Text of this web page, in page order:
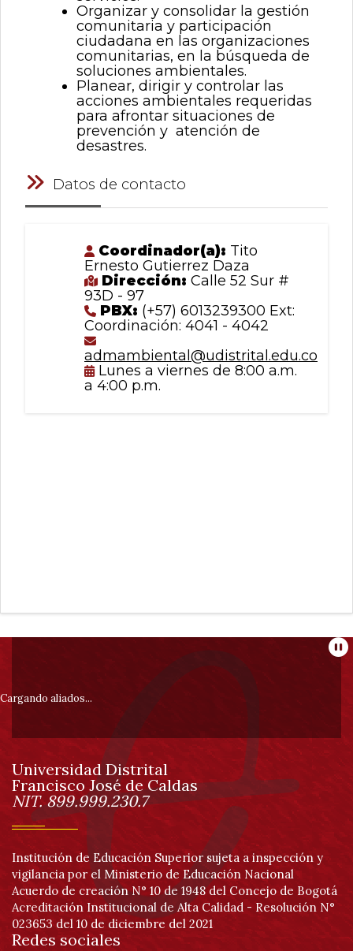
Organizar y consolidar la gestión
comunitaria y participación
ciudadana en las organizaciones
comunitarias, en la búsqueda de
soluciones ambientales.
Planear, dirigir y controlar las
acciones ambientales requeridas
para afrontar situaciones de
prevención y atención de
desastres.
Datos de contacto
Coordinador(a): Tito
Ernesto Gutierrez Daza
Dirección: Calle 52 Sur #
93D - 97
PBX: (+57) 6013239300 Ext:
Coordinación: 4041 - 4042
admambiental@udistrital.edu.co
Lunes a viernes de 8:00 a.m.
a 4:00 p.m.
Información
pie
de
página
Cargando aliados...
Información
Universidad Distrital
Francisco José de Caldas
NIT. 899.999.230.7
Institución de Educación Superior sujeta a inspección y
vigilancia por el Ministerio de Educación Nacional
Acuerdo de creación N° 10 de 1948 del Concejo de Bogotá
Acreditación Institucional de Alta Calidad - Resolución N°
023653 del 10 de diciembre del 2021
Redes sociales